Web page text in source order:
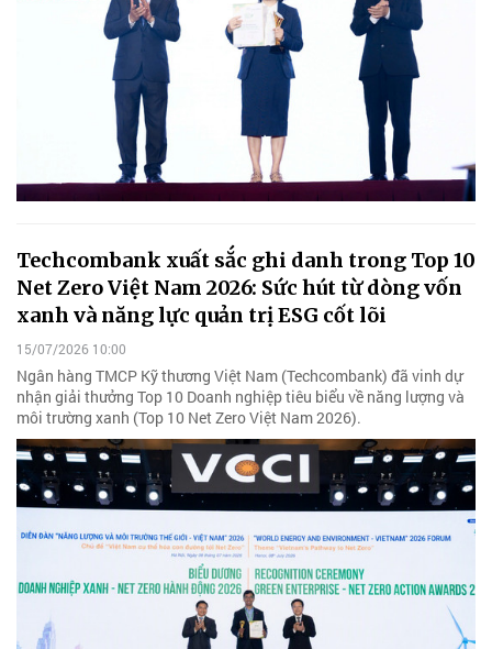
Techcombank xuất sắc ghi danh trong Top 10
Net Zero Việt Nam 2026: Sức hút từ dòng vốn
xanh và năng lực quản trị ESG cốt lõi
15/07/2026 10:00
Ngân hàng TMCP Kỹ thương Việt Nam (Techcombank) đã vinh dự
nhận giải thưởng Top 10 Doanh nghiệp tiêu biểu về năng lượng và
môi trường xanh (Top 10 Net Zero Việt Nam 2026).